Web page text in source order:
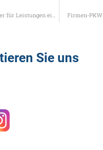
Umsatzsteuer für Leistungen eines gemeinnützigen Sportvereins
Firmen-
Sie uns